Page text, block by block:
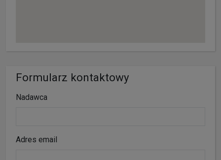
Formularz kontaktowy
Nadawca
Adres email